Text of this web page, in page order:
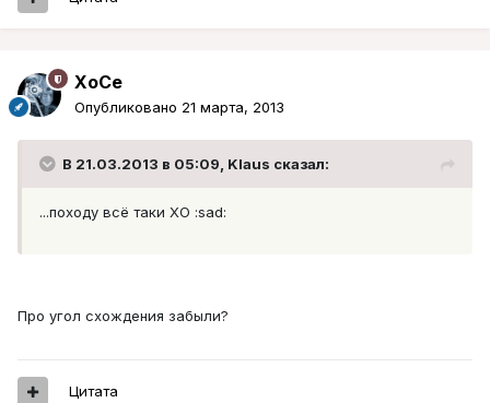
XoCe
Опубликовано 21 марта, 2013
В 21.03.2013 в 05:09, Klaus сказал:
...походу всё таки ХО :sad:
Про угол схождения забыли?
Цитата